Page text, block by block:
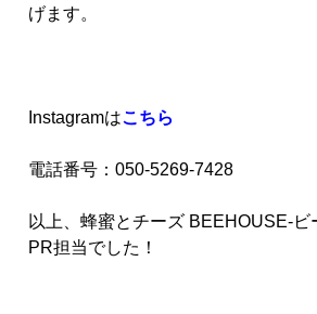
げます。
Instagramはこちら
電話番号：050-5269-7428
以上、蜂蜜とチーズ BEEHOUSE-ビ
PR担当でした！